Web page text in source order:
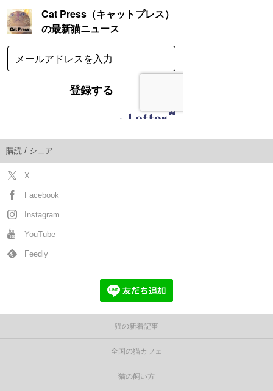
購読 / シェア
X
Facebook
Instagram
YouTube
Feedly
猫の新着記事
全国の猫カフェ
猫の飼い方